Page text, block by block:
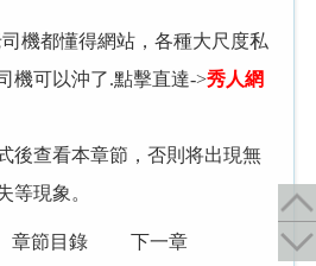
機都懂得網站，各種大尺度私
機可以沖了.點擊直達->秀人網
後查看本章節，否則将出現無
等現象。
章節目錄 下一章